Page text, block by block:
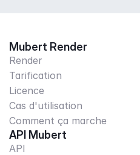
Mubert Render
Render
Tarification
Licence
Cas d'utilisation
Comment ça marche
API Mubert
API